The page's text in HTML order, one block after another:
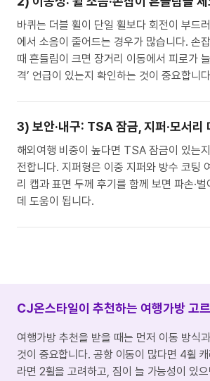
바퀴는 더블 휠이 단일 휠보다 회전이 부드
에서 소음이 줄어드는 경우가 많습니다. 손
때 흔들림이 크면 장거리 이동에서 피로가
격’ 언급이 있는지 확인하는 것이 중요합니
3) 보안·내구: TSA 잠금, 지퍼·모서리
해외여행 비중이 높다면 TSA 잠금이 있는
전합니다. 지퍼형은 이중 지퍼와 방수 코팅
리 캡과 표면 두께 후기를 함께 보면 파손·
데 도움이 됩니다.
CJ온스타일이 추천하는 여행가방 고
여행가방 추천을 받을 때는 먼저 이동 방식
것이 중요합니다. 공항 이동이 많다면 4휠 캐
라면 2휠을 고려하고, 짐이 늘 가능성이 있